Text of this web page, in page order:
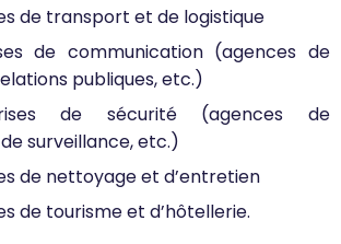
de transport et de logistique
de communication (agences de
publiques, etc.)
de sécurité (agences de
surveillance, etc.)
de nettoyage et d’entretien
de tourisme et d’hôtellerie.